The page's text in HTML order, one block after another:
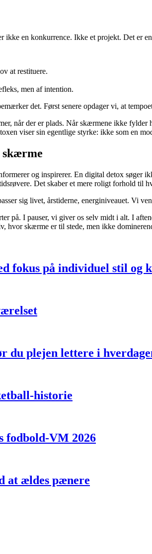
ikke en konkurrence. Ikke et projekt. Det er
at restituere.
men af intention.
det. Først senere opdager vi, at
når der er plads. Når skærmene ikke
viser sin egentlige styrke: ikke som en
skærme
og inspirerer. En digital detox søger
Det skaber et mere roligt forhold til
sig livet, årstiderne, energiniveauet. Vi
på. I pauser, vi giver os selv midt i alt. I
hvor skærme er til stede, men ikke
fokus på individuel stil og
du plejen lettere i
historie
fodbold-VM 2026
at ældes pænere